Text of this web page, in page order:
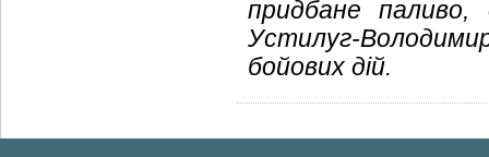
придбане паливо,
Устилуг-
бойових дій.